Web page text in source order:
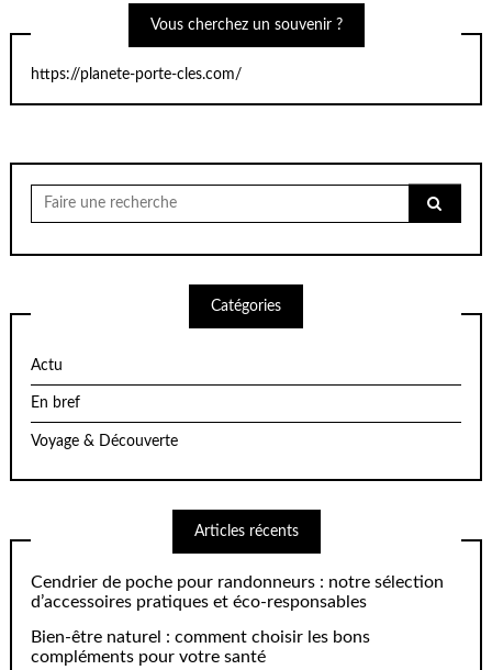
Vous cherchez un souvenir ?
https://planete-porte-cles.com/
Chercher
pour:
Catégories
Actu
En bref
Voyage & Découverte
Articles récents
Cendrier de poche pour randonneurs : notre sélection
d’accessoires pratiques et éco-responsables
Bien-être naturel : comment choisir les bons
compléments pour votre santé